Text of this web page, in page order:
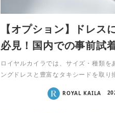
【オプション】ドレス
必見！国内での事前試
ロイヤルカイラでは、サイズ・種類
ングドレスと豊富なタキシードを取り
ROYAL KAILA